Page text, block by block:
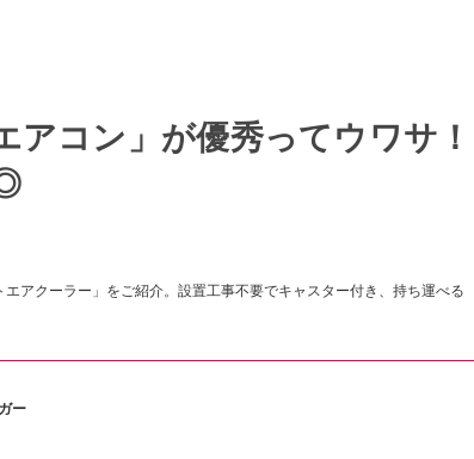
アコン」が優秀ってウワサ！
アクーラー」をご紹介。設置工事不要でキャスター付き、持ち運べる
ー